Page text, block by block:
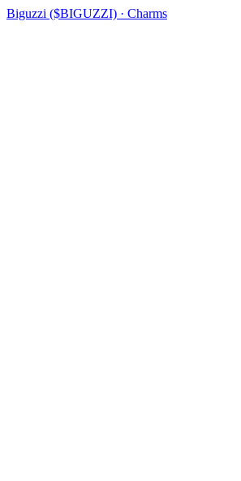
Biguzzi ($BIGUZZI) · Charms